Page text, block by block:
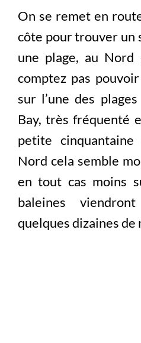
On se remet en
côte pour trouver un
une plage, au Nord
comptez pas
sur l’une des
Bay, très fréquenté
petite
Nord cela semble
en tout cas moins
baleines
quelques dizaines de